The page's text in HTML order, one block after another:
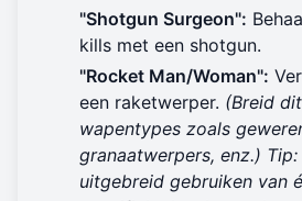
"Shotgun Surgeon":
kills met een shotgun.
"Rocket Man/Woman":
een raketwerper. (Breid
wapentypes zoals
granaatwerpers, enz.)
uitgebreid gebruiken van